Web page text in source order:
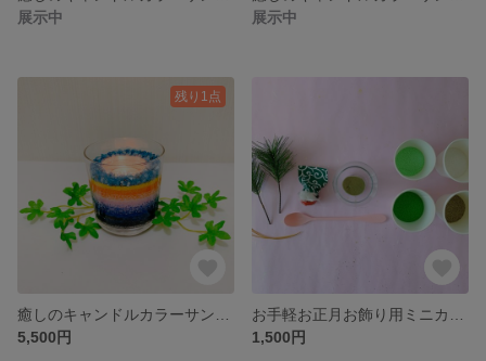
展示中
展示中
残り1点
5,500円
1,500円